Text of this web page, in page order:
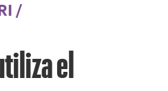
/
el